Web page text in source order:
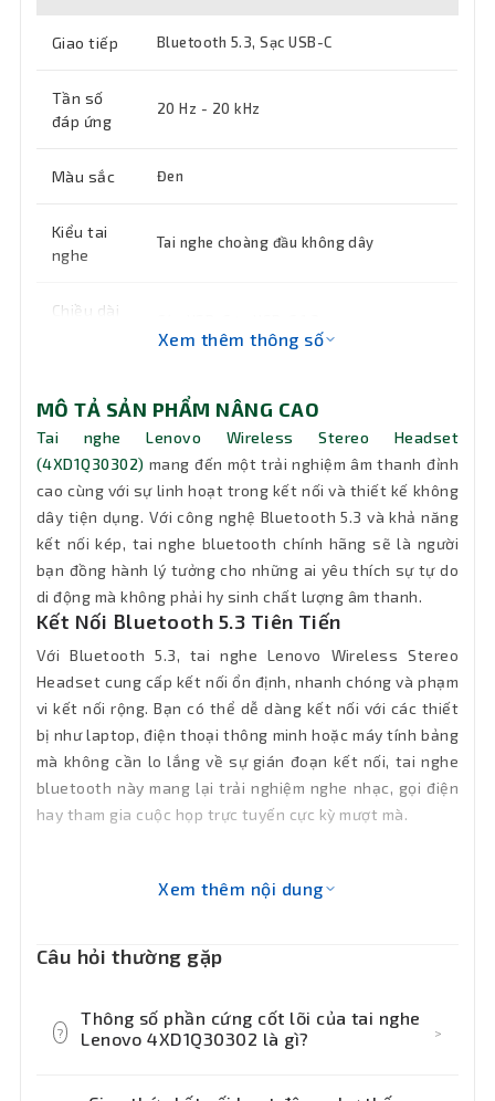
Giao tiếp Bluetooth 5.3, Sạc USB-C
Tần số
đáp ứng
20 Hz - 20 kHz
Màu sắc Đen
Kiểu tai
nghe
Tai nghe choàng đầu không dây
Chiều dài
năng
chính
Micro hai bên có thể điều chỉnh,
Bluetooth 5.3 với khả năng kết nối kép
Khối
lượng
137g
Bảo hành 24 tháng
Xem thêm thông số
MÔ TẢ SẢN PHẨM NÂNG CAO
Tai nghe Lenovo Wireless Stereo Headset
(4XD1Q30302) mang đến một trải nghiệm âm thanh đỉnh
cao cùng với sự linh hoạt trong kết nối và thiết kế không
dây tiện dụng. Với công nghệ Bluetooth 5.3 và khả năng
kết nối kép, tai nghe bluetooth chính hãng sẽ là người
bạn đồng hành lý tưởng cho những ai yêu thích sự tự do
di động mà không phải hy sinh chất lượng âm thanh.
Kết Nối Bluetooth 5.3 Tiên Tiến
Với Bluetooth 5.3, tai nghe Lenovo Wireless Stereo
Headset cung cấp kết nối ổn định, nhanh chóng và phạm
vi kết nối rộng. Bạn có thể dễ dàng kết nối với các thiết
bị như laptop, điện thoại thông minh hoặc máy tính bảng
mà không cần lo lắng về sự gián đoạn kết nối, tai nghe
bluetooth này mang lại trải nghiệm nghe nhạc, gọi điện
hay tham gia cuộc họp trực tuyến cực kỳ mượt mà.
Xem thêm nội dung
Câu hỏi thường gặp
?
Thông số phần cứng cốt lõi của tai nghe
Lenovo 4XD1Q30302 là gì?
>